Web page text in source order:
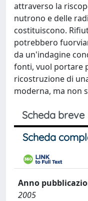
attraverso la
nutrono e delle
costituiscono.
potrebbero
da un'indagine
fonti, vuol portare
ricostruzione di
moderna, ma non
Scheda breve
Scheda
Anno
2005